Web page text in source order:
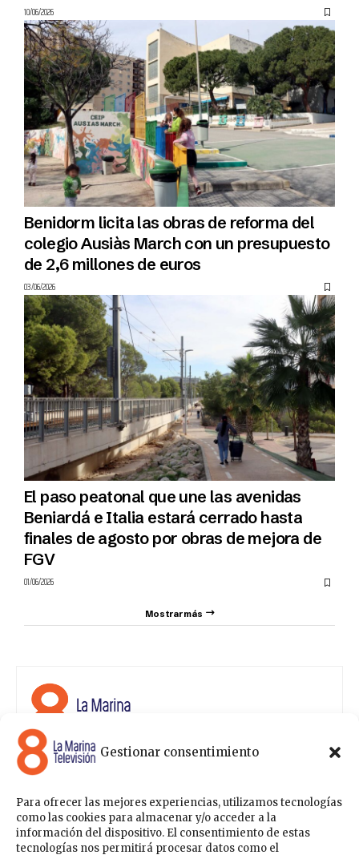
Gestionar consentimiento
Para ofrecer las mejores experiencias, utilizamos tecnologías
como las cookies para almacenar y/o acceder a la
información del dispositivo. El consentimiento de estas
tecnologías nos permitirá procesar datos como el
10/06/2026
Benidorm licita las obras de reforma del
colegio Ausiàs March con un presupuesto
de 2,6 millones de euros
03/06/2026
El paso peatonal que une las avenidas
Beniardá e Italia estará cerrado hasta
finales de agosto por obras de mejora de
FGV
01/06/2026
Mostrar más
8 La Marina Televisión cuenta con una amplia gama de
programas para satisfacer las necesidades y gustos de
programas de ámbito político , de noticias, deportes,
fiestas y eventos… para estar a la última de todo lo que
acontece en nuestra comarca.